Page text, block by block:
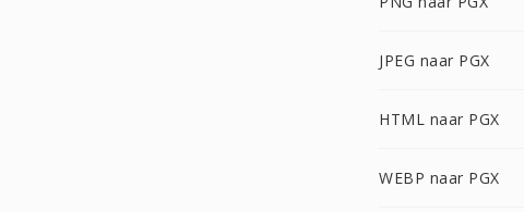
JPEG naar PGX
HTML naar PGX
WEBP naar PGX